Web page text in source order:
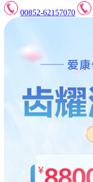
00852-62157070